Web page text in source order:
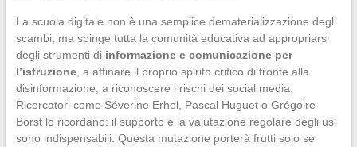
La scuola digitale non è una semplice dematerializzazione degli
scambi, ma spinge tutta la comunità educativa ad appropriarsi
degli strumenti di informazione e comunicazione per
l’istruzione, a affinare il proprio spirito critico di fronte alla
disinformazione, a riconoscere i rischi dei social media.
Ricercatori come Séverine Erhel, Pascal Huguet o Grégoire
Borst lo ricordano: il supporto e la valutazione regolare degli usi
sono indispensabili. Questa mutazione porterà frutti solo se